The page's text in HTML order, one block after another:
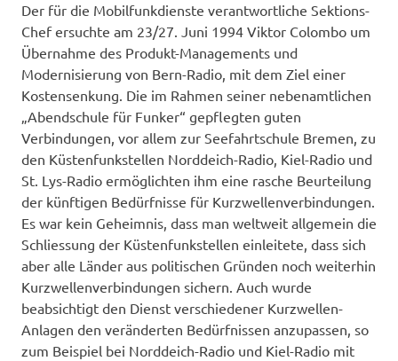
Der für die Mobilfunkdienste verantwortliche Sektions-
Chef ersuchte am 23/27. Juni 1994 Viktor Colombo um
Übernahme des Produkt-Managements und
Modernisierung von Bern-Radio, mit dem Ziel einer
Kostensenkung. Die im Rahmen seiner nebenamtlichen
„Abendschule für Funker“ gepflegten guten
Verbindungen, vor allem zur Seefahrtschule Bremen, zu
den Küstenfunkstellen Norddeich-Radio, Kiel-Radio und
St. Lys-Radio ermöglichten ihm eine rasche Beurteilung
der künftigen Bedürfnisse für Kurzwellenverbindungen.
Es war kein Geheimnis, dass man weltweit allgemein die
Schliessung der Küstenfunkstellen einleitete, dass sich
aber alle Länder aus politischen Gründen noch weiterhin
Kurzwellenverbindungen sichern. Auch wurde
beabsichtigt den Dienst verschiedener Kurzwellen-
Anlagen den veränderten Bedürfnissen anzupassen, so
zum Beispiel bei Norddeich-Radio und Kiel-Radio mit